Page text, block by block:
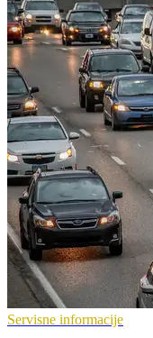
Servisne informacije